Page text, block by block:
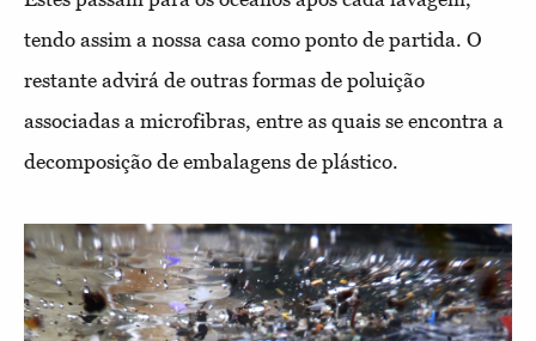
tendo assim a nossa casa como ponto de partida. O
restante advirá de outras formas de poluição
associadas a microfibras, entre as quais se encontra a
decomposição de embalagens de plástico.